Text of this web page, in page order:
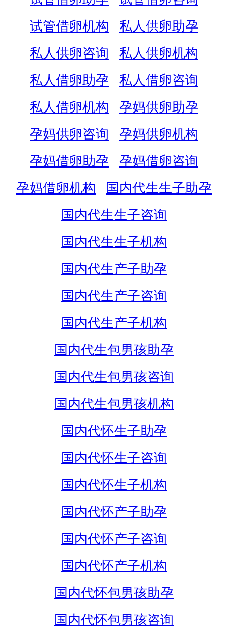
试管借卵机构
私人供卵助孕
私人供卵咨询
私人供卵机构
私人借卵助孕
私人借卵咨询
私人借卵机构
孕妈供卵助孕
孕妈供卵咨询
孕妈供卵机构
孕妈借卵助孕
孕妈借卵咨询
孕妈借卵机构
国内代生生子助孕
国内代生生子咨询
国内代生生子机构
国内代生产子助孕
国内代生产子咨询
国内代生产子机构
国内代生包男孩助孕
国内代生包男孩咨询
国内代生包男孩机构
国内代怀生子助孕
国内代怀生子咨询
国内代怀生子机构
国内代怀产子助孕
国内代怀产子咨询
国内代怀产子机构
国内代怀包男孩助孕
国内代怀包男孩咨询